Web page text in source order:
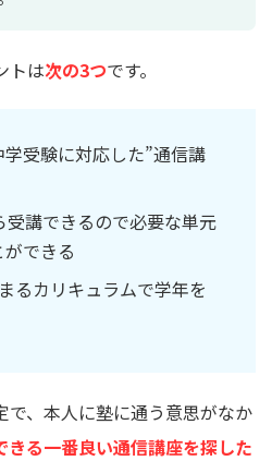
トは次の3つです。
受験に対応した”通信講
受講できるので必要な単元
できる
るカリキュラムで学年を
、本人に塾に通う意思がなか
きる一番良い通信講座を探した